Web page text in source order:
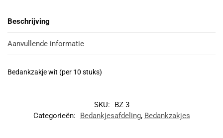
Beschrijving
Aanvullende informatie
Bedankzakje wit (per 10 stuks)
SKU:
BZ 3
Categorieën:
Bedankjesafdeling, Bedankzakjes